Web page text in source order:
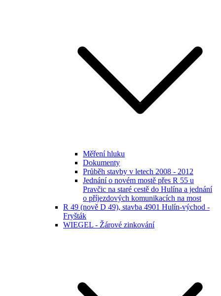
Měření hluku
Dokumenty
Průběh stavby v letech 2008 - 2012
Jednání o novém mostě přes R 55 u
Pravčic na staré cestě do Hulína a jednání
o příjezdových komunikacích na most
R 49 (nově D 49), stavba 4901 Hulín-východ -
Fryšták
WIEGEL - Žárové zinkování